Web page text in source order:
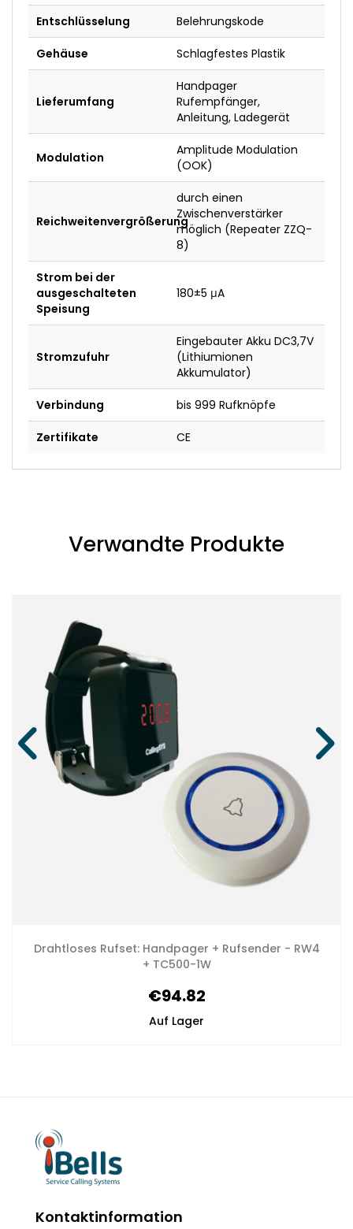
Entschlüsselung Belehrungskode
Gehäuse Schlagfestes Plastik
Lieferumfang
Handpager
Rufempfänger,
Anleitung, Ladegerät
Modulation
Amplitude Modulation
(OOK)
Reichweitenvergrößerung
durch einen
Zwischenverstärker
möglich (Repeater ZZQ-
8)
Strom bei der
ausgeschalteten
Speisung
180±5 μA
Stromzufuhr
Eingebauter Akku DC3,7V
(Lithiumionen
Akkumulator)
Verbindung bis 999 Rufknöpfe
Zertifikate CE
Verwandte Produkte
Drahtloses Rufset: Handpager + Rufsender - RW4
+ TC500-1W
€94.82
Auf Lager
Kontaktinformation